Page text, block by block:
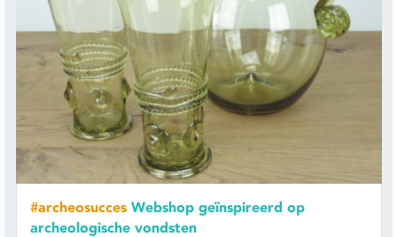
#archeosucces Webshop geïnspireerd op
archeologische vondsten